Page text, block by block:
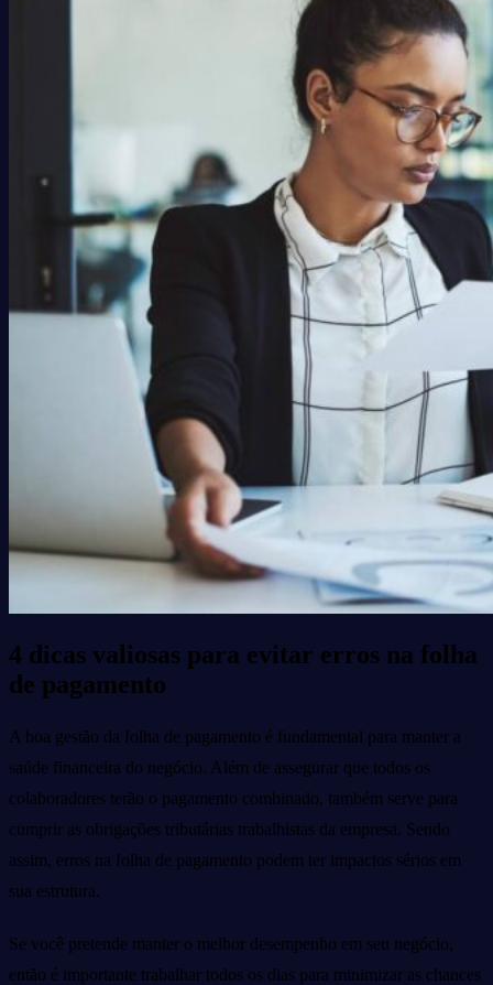
4 dicas valiosas para evitar erros na folha
de pagamento
A boa gestão da folha de pagamento é fundamental para manter a
saúde financeira do negócio. Além de assegurar que todos os
colaboradores terão o pagamento combinado, também serve para
cumprir as obrigações tributárias trabalhistas da empresa. Sendo
assim, erros na folha de pagamento podem ter impactos sérios em
sua estrutura.
Se você pretende manter o melhor desempenho em seu negócio,
então é importante trabalhar todos os dias para minimizar as chances